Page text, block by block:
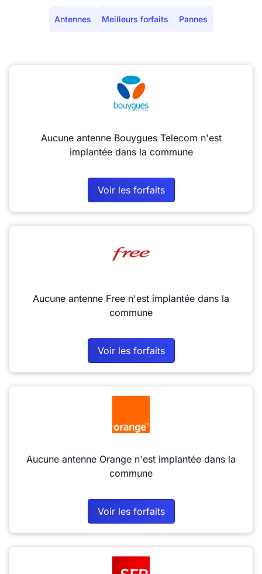
Antennes Meilleurs forfaits Pannes
Aucune antenne Bouygues Telecom n'est
implantée dans la commune
Voir les forfaits
Aucune antenne Free n'est implantée dans la
commune
Voir les forfaits
Aucune antenne Orange n'est implantée dans la
commune
Voir les forfaits